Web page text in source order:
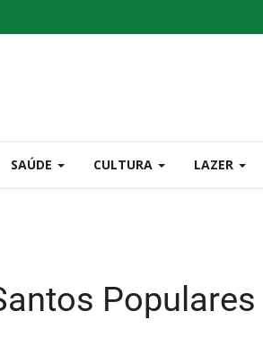
SAÚDE CULTURA LAZER
Populares